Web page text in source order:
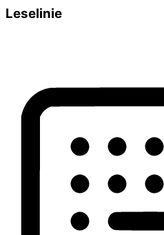
Leselinie